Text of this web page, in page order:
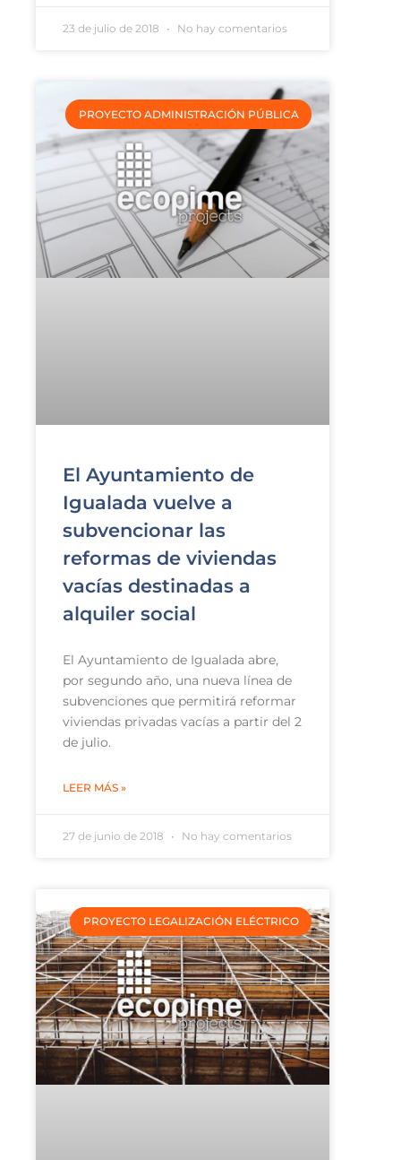
23 de julio de 2018 No hay comentarios
PROYECTO ADMINISTRACIÓN PÚBLICA
El Ayuntamiento de
Igualada vuelve a
subvencionar las
reformas de viviendas
vacías destinadas a
alquiler social
El Ayuntamiento de Igualada abre,
por segundo año, una nueva línea de
subvenciones que permitirá reformar
viviendas privadas vacías a partir del 2
de julio.
LEER MÁS »
27 de junio de 2018 No hay comentarios
PROYECTO LEGALIZACIÓN ELÉCTRICO